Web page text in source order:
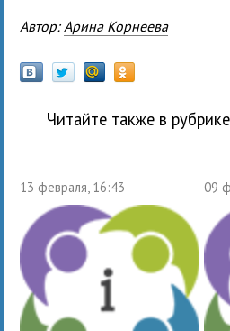
Автор: Арина Корнеева
Читайте также в
13 февраля, 16:43 09